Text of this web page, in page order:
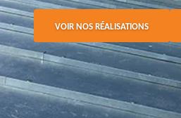
VOIR NOS RÉALISATIONS